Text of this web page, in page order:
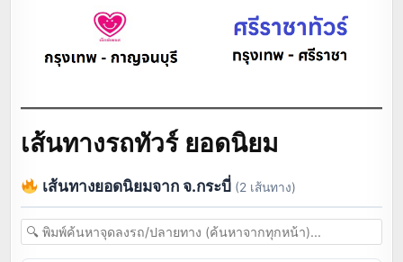
เส้นทางรถทัวร์ ยอดนิยม
เส้นทางยอดนิยมจาก จ.กระบี่ (2 เส้นทาง)